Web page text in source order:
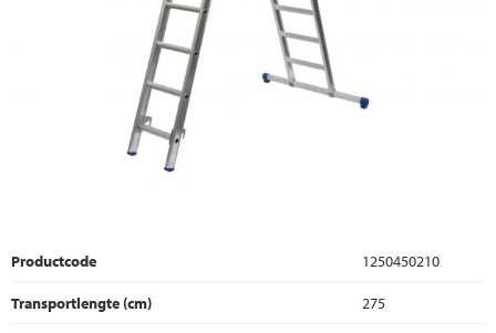
Productcode
1250450210
Transportlengte (cm)
275